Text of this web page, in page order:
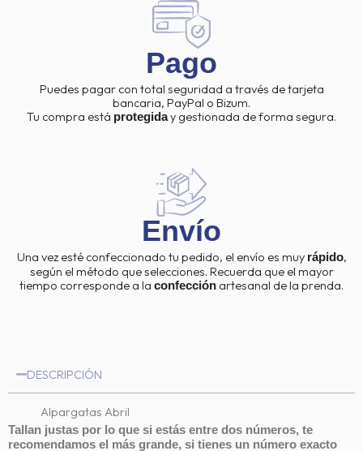
Pago
Puedes pagar con total seguridad a través de tarjeta
bancaria, PayPal o Bizum.
Tu compra está protegiday gestionada de forma segura.
Envío
Una vez esté confeccionado tu pedido, el envío es muy rápido,
según el método que selecciones. Recuerda que el mayor
tiempo corresponde a la confección artesanal de la prenda.
DESCRIPCIÓN
Alpargatas Abril
Tallan justas por lo que si estás entre dos números, te
recomendamos el más grande, si tienes un número exacto